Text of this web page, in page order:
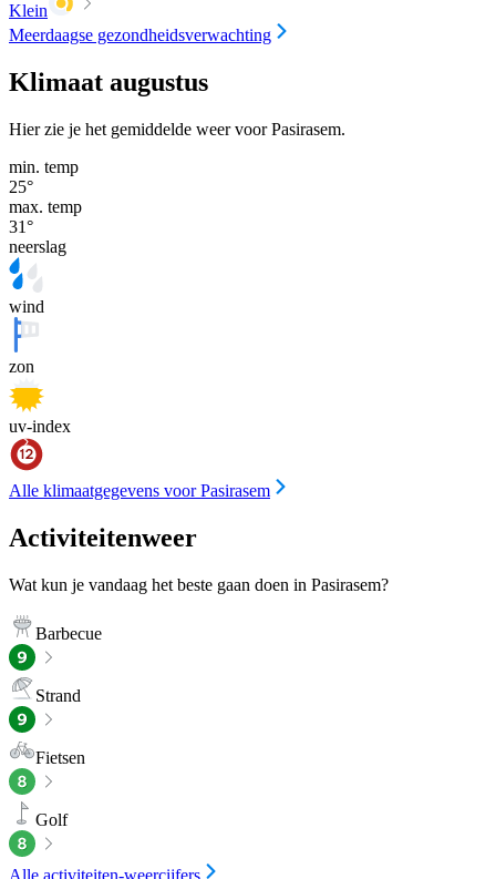
Klein
Meerdaagse gezondheidsverwachting
Klimaat augustus
Hier zie je het gemiddelde weer voor Pasirasem.
min. temp
25°
max. temp
31°
neerslag
wind
zon
uv-index
Alle klimaatgegevens voor Pasirasem
Activiteitenweer
Wat kun je vandaag het beste gaan doen in Pasirasem?
Barbecue
Strand
Fietsen
Golf
Alle activiteiten-weercijfers